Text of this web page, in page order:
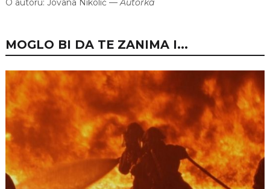
O autoru: Jovana Nikolić —Autorka
MOGLO BI DA TE ZANIMA I...